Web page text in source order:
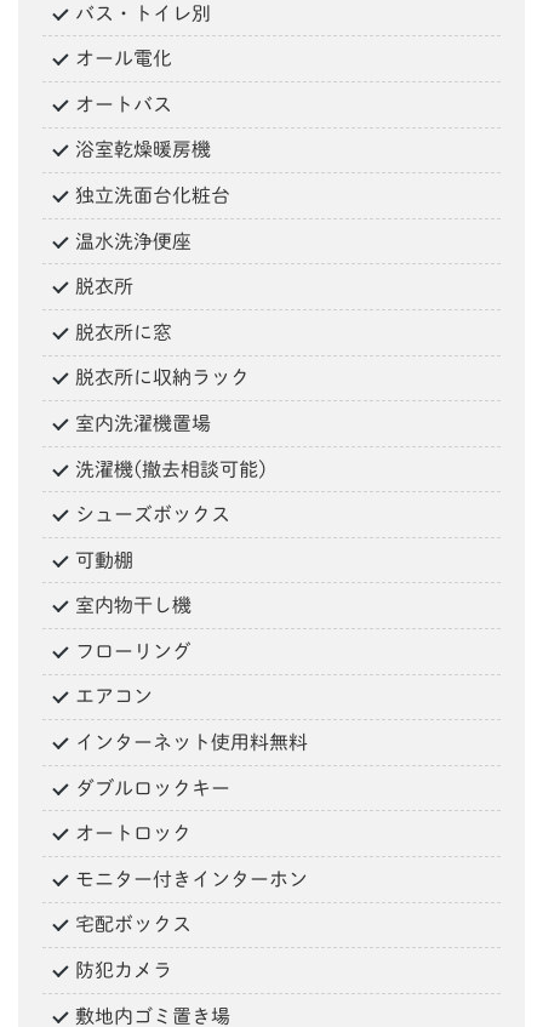
バス・トイレ別
オール電化
オートバス
浴室乾燥暖房機
独立洗面台化粧台
温水洗浄便座
脱衣所
脱衣所に窓
脱衣所に収納ラック
室内洗濯機置場
洗濯機(撤去相談可能)
シューズボックス
可動棚
室内物干し機
フローリング
エアコン
インターネット使用料無料
ダブルロックキー
オートロック
モニター付きインターホン
宅配ボックス
防犯カメラ
敷地内ゴミ置き場